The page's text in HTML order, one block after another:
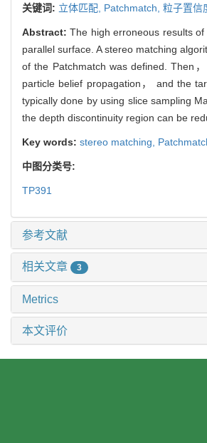
关键词: 立体匹配, Patchmatch, 粒子置信
Abstract:The high erroneous results
parallel surface. A stereo matching
of the Patchmatch was defined. Then
particle belief propagation， and the
typically done by using slice sampling
the depth discontinuity region can be
Key words: stereo matching,
中图分类号:
TP391
参考文献
相关文章 3
Metrics
本文评价